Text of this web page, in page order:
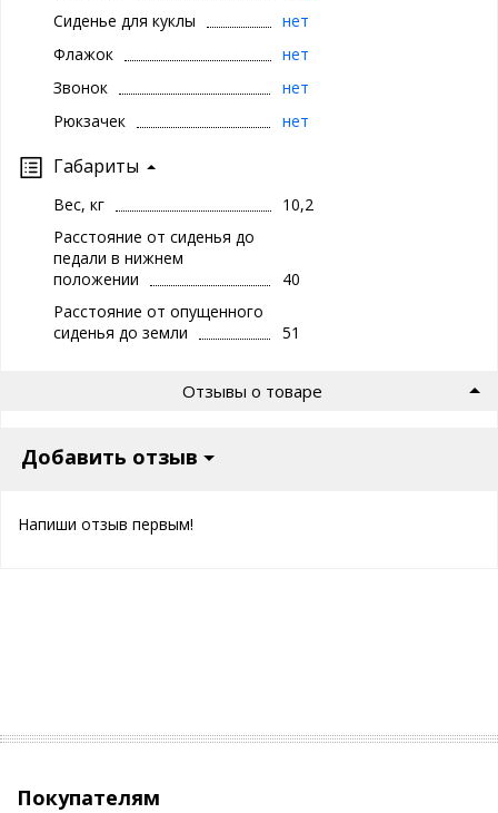
Сиденье для куклы
нет
Флажок
нет
Звонок
нет
Рюкзачек
нет
Габариты
Вес, кг
10,2
Расстояние от сиденья до
педали в нижнем
положении
40
Расстояние от опущенного
сиденья до земли
51
Отзывы о товаре
Добавить отзыв
Напиши отзыв первым!
Покупателям